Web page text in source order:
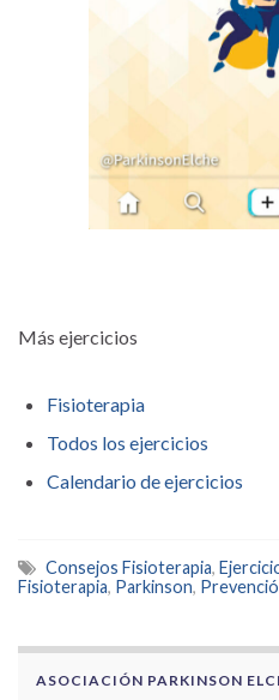
Más ejercicios
Fisioterapia
Todos los ejercicios
Calendario de ejercicios
Consejos Fisioterapia,
Fisioterapia, Parkinson,
ASOCIACIÓN PARKINSON